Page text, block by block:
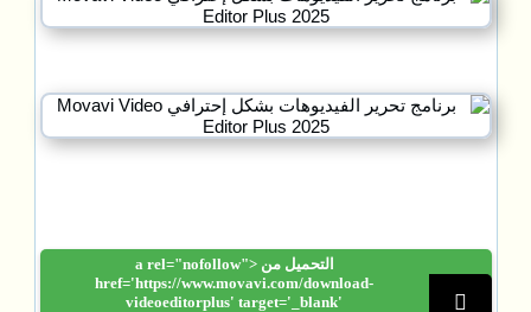
التحميل من <a rel="nofollow"
href='https://www.movavi.com/download-
videoeditorplus' target='_blank'